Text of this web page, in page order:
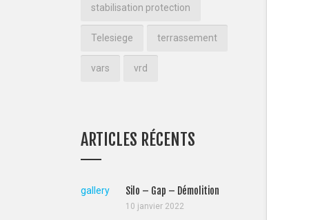
stabilisation protection
Telesiege terrassement
vars vrd
ARTICLES RÉCENTS
gallery Silo – Gap – Démolition
10 janvier 2022